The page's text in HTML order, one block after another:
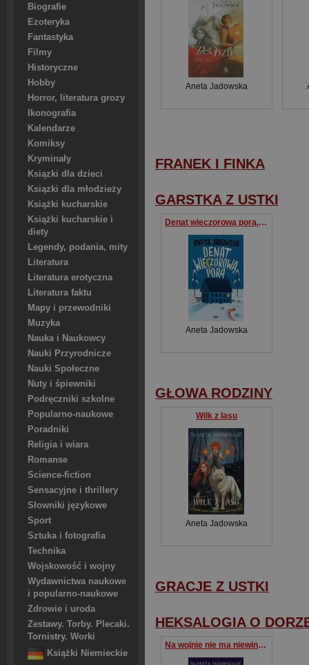
Biografie
Ezoteryka
Fantastyka
Filmy
Historyczne
Hobby
Horror, literatura grozy
Ikonografia
Kalendarze
Komiksy
Kryminały
Ksiązki dla dzieci
Ksiązki dla młodzieży
Książki kucharskie
Książki kucharskie i
diety
Legendy, podania, mity
Literatura
Literatura erotyczna
Literatura faktu
Mapy i przewodniki
Muzyka
Nauka i Naukowcy
Nauki Przyrodnicze
Nauki Społeczne
Nuty i śpiewniki
Podręczniki szkolne
Popularno-naukowe
Poradniki
Religia i wiara
Romanse
Science-fiction
Sensacyjne i thrillery
Słowniki językowe
Sport
Sztuka i fotografia
Technika
Wojskowość i wojny
Wydawnictwa naukowe
i popularno-naukowe
Zdrowie i uroda
Zestawy. Torby. Plecaki.
Tornistry. Worki
Książki Niemieckie
Aneta Jadowska
FRANEK I FINKA
GARSTKA Z USTKI
Denat wieczorową porą. Garstka z Ustki wyd. 2
Aneta Jadowska
GŁOWA RODZINY
Wilk z lasu
Aneta Jadowska
GRACJE Z USTKI
HEKSALOGIA O
Na wojnie nie ma niewinnych. Heksalogia o Dorze Wilk. Tom 6 wyd. 2023